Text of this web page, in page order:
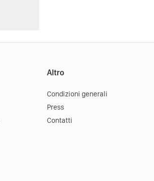
Altro
Condizioni generali
Press
Contatti